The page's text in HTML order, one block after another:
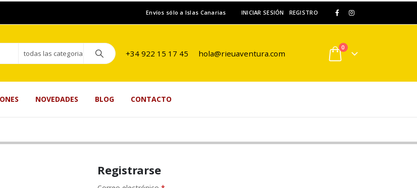
Envíos sólo a Islas Canarias INICIAR SESIÓN REGISTRO
todas las categorias +34 922 15 17 45 hola@rieuaventura.com
0
NOVEDADES BLOG CONTACTO
Registrarse